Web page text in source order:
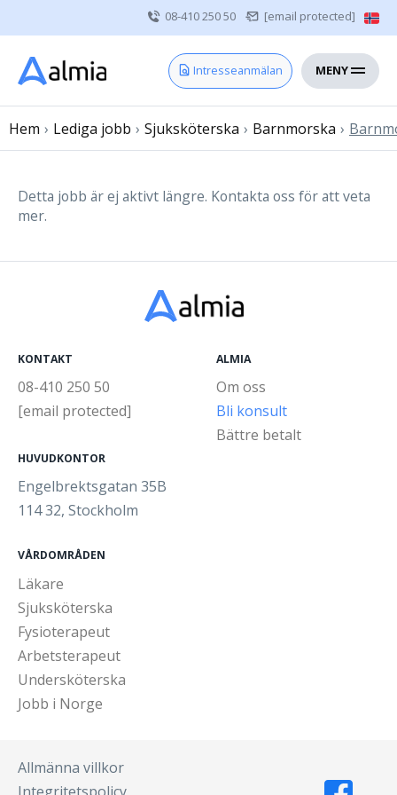
08-410 250 50 [email protected]
Intresseanmälan MENY
Hem
Vårdgivare
Om oss
Sjuksköterska
Läkare
Hem › Lediga jobb › Sjuksköterska › Barnmorska ›
Detta jobb är ej aktivt längre. Kontakta oss för att veta
mer.
KONTAKT
08-410 250 50
[email protected]
HUVUDKONTOR
Engelbrektsgatan 35B
114 32, Stockholm
ALMIA
Om oss
Bli konsult
Bättre betalt
VÅRDOMRÅDEN
Läkare
Sjuksköterska
Fysioterapeut
Arbetsterapeut
Undersköterska
Jobb i Norge
Allmänna villkor
Integritetspolicy